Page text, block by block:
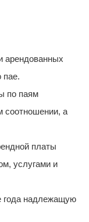
арендованных
пае.
по паям
соотношении, а
платы
услугами и
года надлежащую